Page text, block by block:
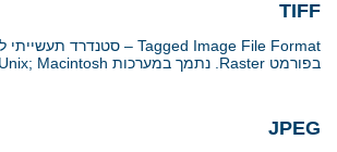
TIFF
Tagged Image File Format – סטנדרד תעשייתי
בפורמט Raster . נתמך במערכות Macintosh
JPEG